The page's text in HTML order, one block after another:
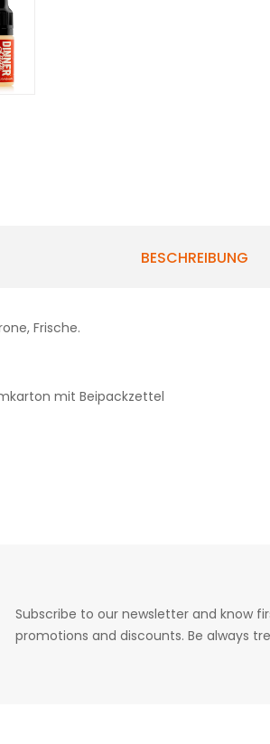
BESCHREIBUNG
Frische.
mit Beipackzettel
Subscribe to our newsletter and know
promotions and discounts. Be always